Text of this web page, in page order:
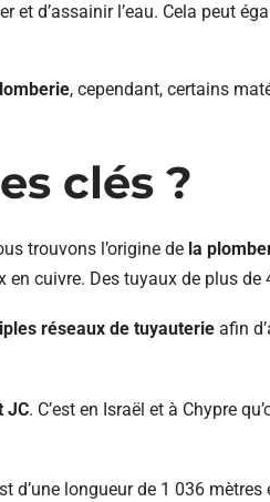
et d’assainir l’eau. Cela peut
, cependant, certains
clés ?
trouvons l’origine de la
cuivre. Des tuyaux de plus de
réseaux de tuyauterie afin
JC. C’est en Israël et à Chypre
d’une longueur de 1 036